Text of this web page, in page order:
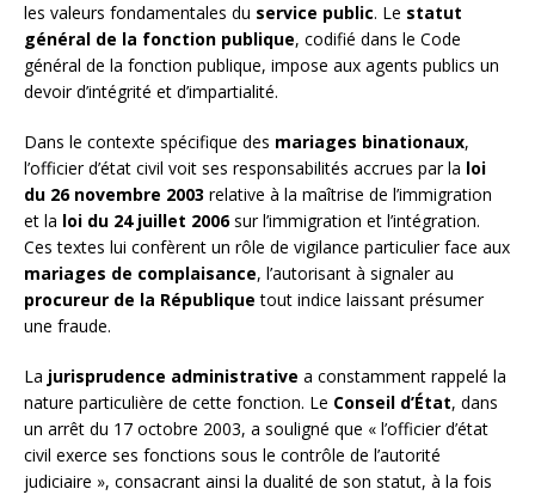
les valeurs fondamentales du service public. Le statut
général de la fonction publique, codifié dans le Code
général de la fonction publique, impose aux agents publics un
devoir d’intégrité et d’impartialité.
Dans le contexte spécifique des mariages binationaux,
l’officier d’état civil voit ses responsabilités accrues par la loi
du 26 novembre 2003 relative à la maîtrise de l’immigration
et la loi du 24 juillet 2006sur l’immigration et l’intégration.
Ces textes lui confèrent un rôle de vigilance particulier face aux
mariages de complaisance, l’autorisant à signaler au
procureur de la République tout indice laissant présumer
une fraude.
La jurisprudence administrative a constamment rappelé la
nature particulière de cette fonction. Le Conseil d’État, dans
un arrêt du 17 octobre 2003, a souligné que « l’officier d’état
civil exerce ses fonctions sous le contrôle de l’autorité
judiciaire », consacrant ainsi la dualité de son statut, à la fois